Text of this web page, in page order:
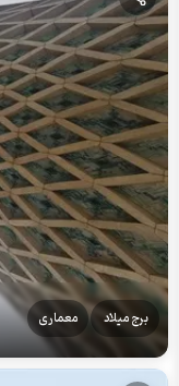
برج میلاد معماری